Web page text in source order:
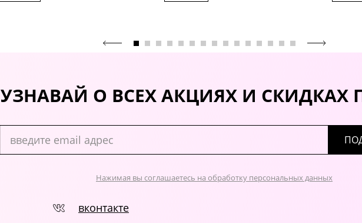
УЗНАВАЙ О ВСЕХ АКЦИЯХ И СКИДКАХ
Нажимая вы соглашаетесь на обработку персональных данных
вконтакте